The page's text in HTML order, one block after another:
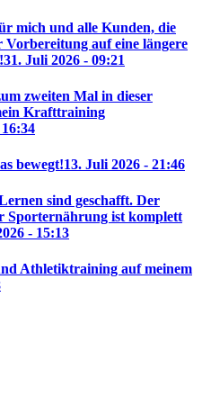
mich und alle Kunden, die
auf eine längere
31. Juli 2026 - 09:21
zweiten Mal in dieser
Krafttraining
bewegt!13. Juli 2026 - 21:46
sind geschafft. Der
ist komplett
- 15:13
Athletiktraining auf meinem